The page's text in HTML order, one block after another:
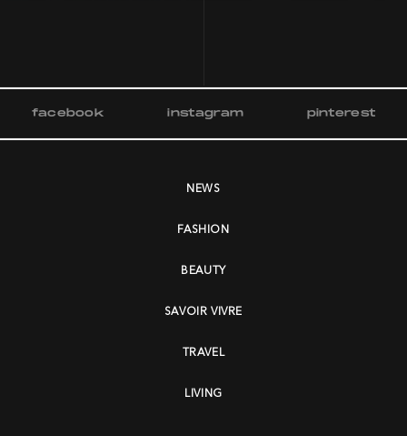
facebook instagram pinterest
NEWS
FASHION
BEAUTY
SAVOIR VIVRE
TRAVEL
LIVING